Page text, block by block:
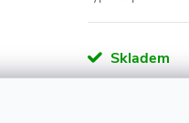
Skladem
Možnosti